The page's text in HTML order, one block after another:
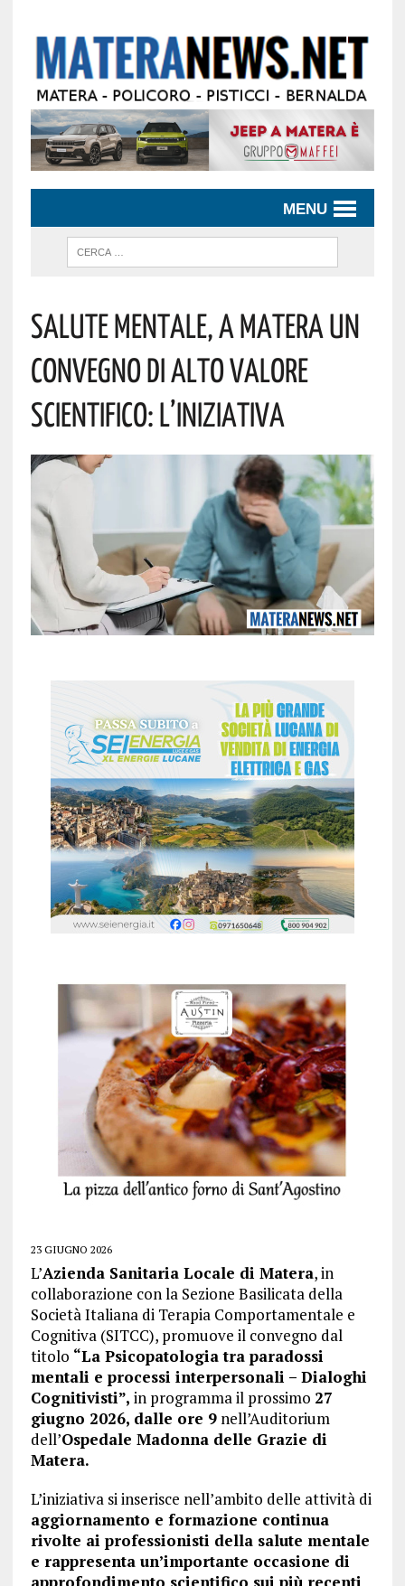
MENU
Salute Mentale, A Matera Un
Convegno Di Alto Valore
Scientifico: L’iniziativa
23 GIUGNO 2026
L’Azienda Sanitaria Locale di Matera, in
collaborazione con la Sezione Basilicata della
Società Italiana di Terapia Comportamentale e
Cognitiva (SITCC), promuove il convegno dal
titolo “La Psicopatologia tra paradossi
mentali e processi interpersonali – Dialoghi
Cognitivisti”, in programma il prossimo 27
giugno 2026, dalle ore 9nell’Auditorium
dell’Ospedale Madonna delle Grazie di
Matera.
L’iniziativa si inserisce nell’ambito delle attività di
aggiornamento e formazione continua
rivolte ai professionisti della salute mentale
e rappresenta un’importante occasione di